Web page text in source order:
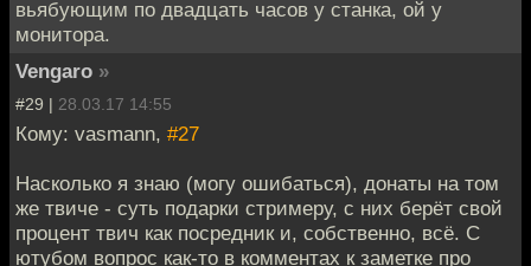
вьябующим по двадцать часов у станка, ой у
монитора.
Vengaro »
#29 | 28.03.17 14:55
Кому: vasmann, #27
Насколько я знаю (могу ошибаться), донаты на том
же твиче - суть подарки стримеру, с них берёт свой
процент твич как посредник и, собственно, всё. С
ютубом вопрос как-то в комментах к заметке про